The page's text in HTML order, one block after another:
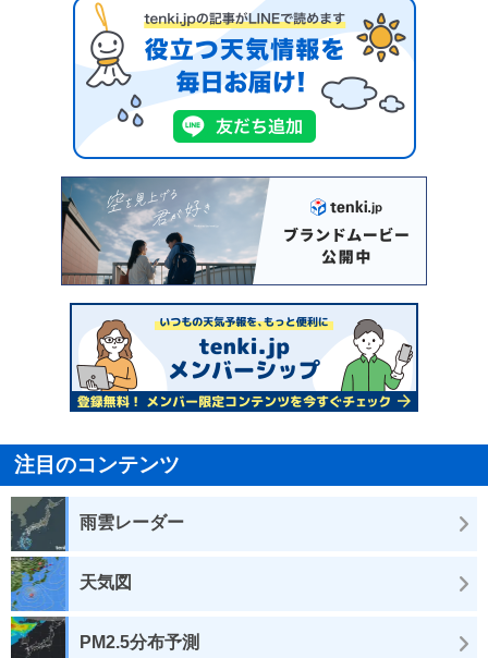
注目のコンテンツ
雨雲レーダー
天気図
PM2.5分布予測